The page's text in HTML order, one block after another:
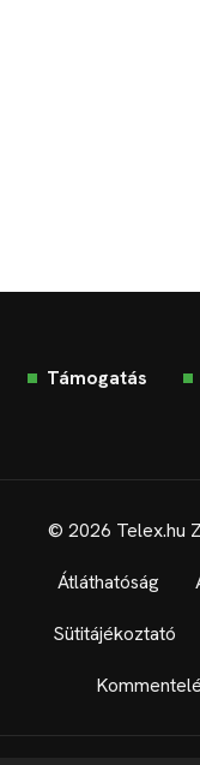
Támogatás
© 2026 Telex.hu
Átláthatóság
Sütitájékoztató